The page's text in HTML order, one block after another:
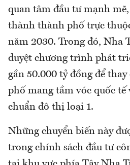
quan tâm đầu tư mạnh
thành thành phố trực
năm 2030. Trong đó, Nha
duyệt chương trình phát
gần 50.000 tỷ đồng để
phố mang tầm vóc quốc tế
chuẩn đô thị loại 1.
Những chuyển biến này
trong chính sách đầu tư